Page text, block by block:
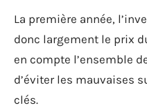
La première année,
donc largement le prix
en compte l’ensemble
d’éviter les mauvaises
clés.